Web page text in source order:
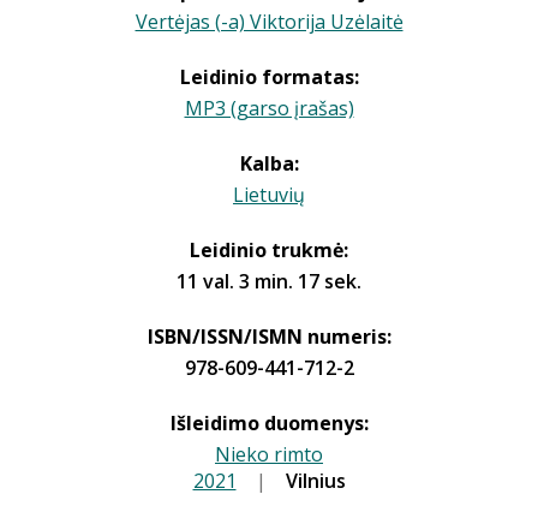
Vertėjas (-a) Viktorija Uzėlaitė
Leidinio formatas:
MP3 (garso įrašas)
Kalba:
Lietuvių
Leidinio trukmė:
11 val. 3 min. 17 sek.
ISBN/ISSN/ISMN numeris:
978-609-441-712-2
Išleidimo duomenys:
Nieko rimto
2021 | Vilnius